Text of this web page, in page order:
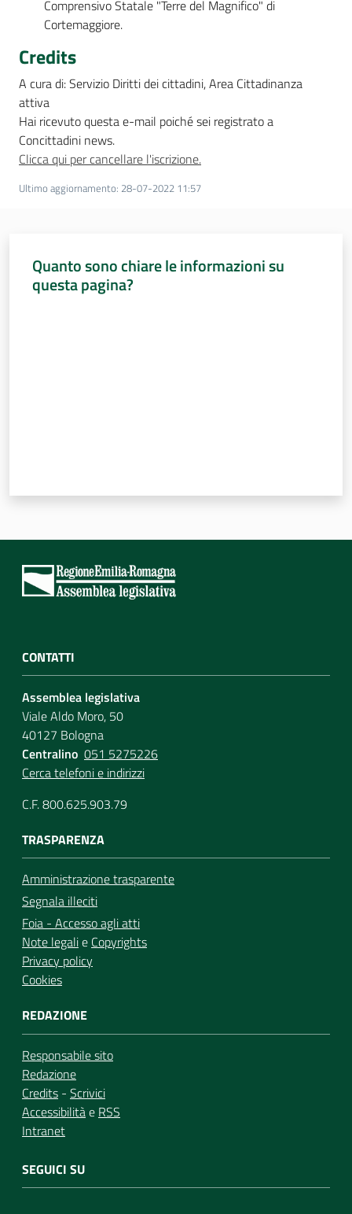
Comprensivo Statale "Terre del Magnifico" di
Cortemaggiore.
Credits
A cura di: Servizio Diritti dei cittadini, Area Cittadinanza
attiva
Hai ricevuto questa e-mail poiché sei registrato a
Concittadini news.
Clicca qui per cancellare l'iscrizione.
Ultimo aggiornamento: 28-07-2022 11:57
Quanto sono chiare le informazioni su
questa pagina?
CONTATTI
Assemblea legislativa
Viale Aldo Moro, 50
40127 Bologna
Centralino 051 5275226
Cerca telefoni e indirizzi
C.F. 800.625.903.79
TRASPARENZA
Amministrazione trasparente
Segnala illeciti
Foia - Accesso agli atti
Note legalie Copyrights
Privacy policy
Cookies
REDAZIONE
Responsabile sito
Redazione
Credits - Scrivici
Accessibilitàe RSS
Intranet
SEGUICI SU